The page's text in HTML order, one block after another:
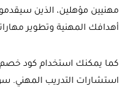
مهنيين مؤهلين، الذين
أهدافك المهنية وتطوير
كما يمكنك استخدام كود
استشارات التدريب المهني.